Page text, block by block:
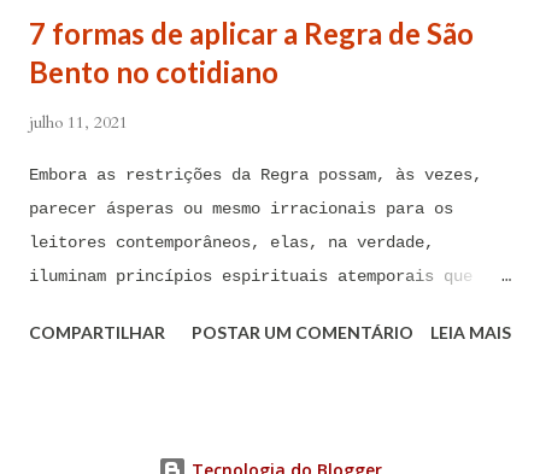
contaminações, armadilhas, en...
7 formas de aplicar a Regra de São
Bento no cotidiano
julho 11, 2021
Embora as restrições da Regra possam, às vezes,
parecer ásperas ou mesmo irracionais para os
leitores contemporâneos, elas, na verdade,
iluminam princípios espirituais atemporais que
São Bento foi composta há mais de 1.500 anos por
COMPARTILHAR POSTAR UM COMENTÁRIO LEIA MAIS